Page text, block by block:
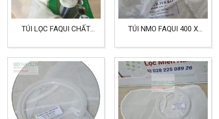
TÚI LỌC FAQUI CHẤT
TÚI NMO FAQUI 400 X
LỌC HÓA CHẤT, LỌC
NƯỚC, CÔNG NGHIỆP